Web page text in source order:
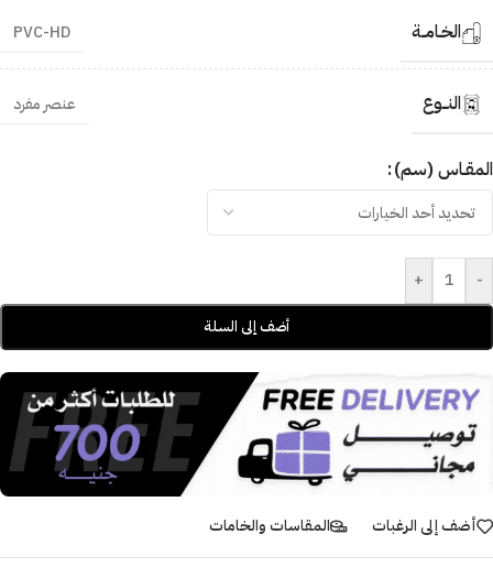
الخـامــة PVC-HD
النــوع عنصر مفرد
المقـاس (سم)
-
+
أضف إلى السلة
أضف إلى الرغبات المقاسات والخامات